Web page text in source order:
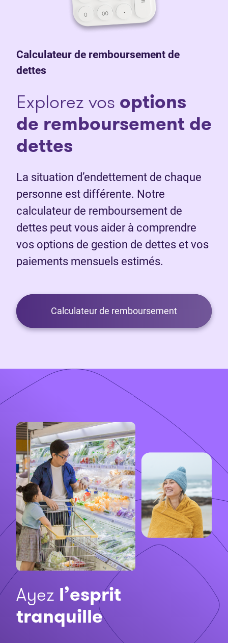
Calculateur de remboursement de
dettes
Explorez vos options
de remboursement de
dettes
La situation d’endettement de chaque
personne est différente. Notre
calculateur de remboursement de
dettes peut vous aider à comprendre
vos options de gestion de dettes et vos
paiements mensuels estimés.
Calculateur de remboursement
Ayez l’esprit
tranquille